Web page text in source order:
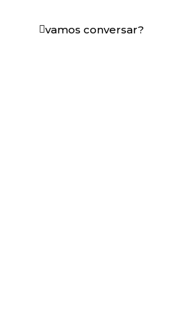
vamos conversar?